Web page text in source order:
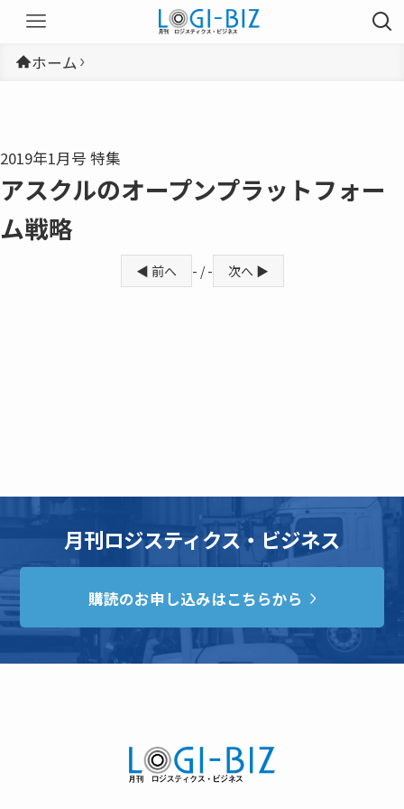
ホーム
2019年1月号 特集
アスクルのオープンプラットフォー
ム戦略
◀ 前へ - / - 次へ ▶
月刊ロジスティクス・ビジネス
購読のお申し込みはこちらから